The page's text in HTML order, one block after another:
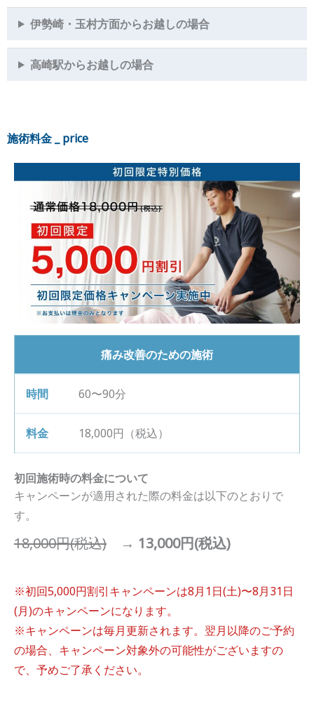
伊勢崎・玉村方面からお越しの場合
高崎駅からお越しの場合
施術料金 _ price
痛み改善のための施術
60〜90分
18,000円（税込）
初回施術時の料金について
キャンペーンが適用された際の料金は以下のとおりで
す。
18,000円(税込) → 13,000円(税込)
※初回5,000円割引キャンペーンは8月1日(土)〜8月31日
(月)のキャンペーンになります。
※キャンペーンは毎月更新されます。翌月以降のご予約
の場合、キャンペーン対象外の可能性がございますの
で、予めご了承ください。